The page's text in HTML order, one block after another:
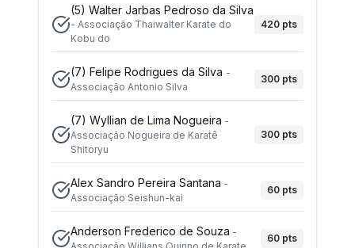
(5) Walter Jarbas Pedroso da Silva
- Associação Thaiwalter Karate do
Kobu do
420 pts
(7) Felipe Rodrigues da Silva -
Associação Antonio Silva
300 pts
(7) Wyllian de Lima Nogueira -
Associação Nogueira de Karatê
Shitoryu
300 pts
Alex Sandro Pereira Santana -
Associação Seishun-kai
60 pts
Anderson Frederico de Souza -
60 pts